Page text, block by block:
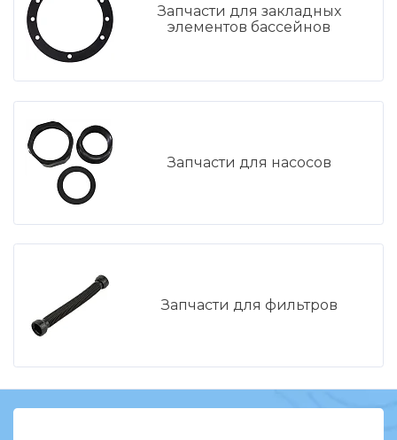
Запчасти для закладных
элементов бассейнов
Запчасти для насосов
Запчасти для фильтров